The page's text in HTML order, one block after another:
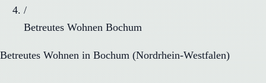
/
Betreutes Wohnen Bochum
Betreutes Wohnen in Bochum (Nordrhein-Westfalen)